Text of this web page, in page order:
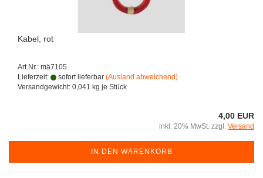
Kabel, rot
Art.Nr.: mä7105
Lieferzeit:
sofort lieferbar (Ausland abweichend)
Versandgewicht: 0,041 kg je Stück
4,00 EUR
inkl. 20% MwSt. zzgl. Versand
IN DEN WARENKORB